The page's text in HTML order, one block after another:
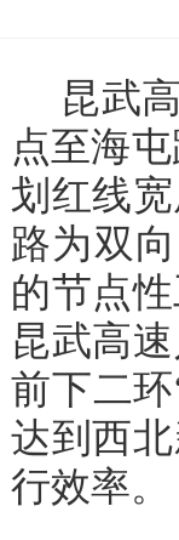
昆武高
点至海
划红线
路为双
的节点
昆武高
前下二
达到西
行效率。